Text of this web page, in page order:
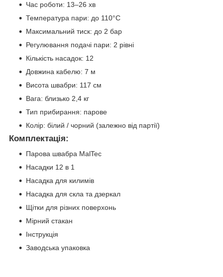
Час роботи: 13–26 хв
Температура пари: до 110°C
Максимальний тиск: до 2 бар
Регулювання подачі пари: 2 рівні
Кількість насадок: 12
Довжина кабелю: 7 м
Висота швабри: 117 см
Вага: близько 2,4 кг
Тип прибирання: парове
Колір: білий / чорний (залежно від партії)
Комплектація:
Парова швабра MalTec
Насадки 12 в 1
Насадка для килимів
Насадка для скла та дзеркал
Щітки для різних поверхонь
Мірний стакан
Інструкція
Заводська упаковка